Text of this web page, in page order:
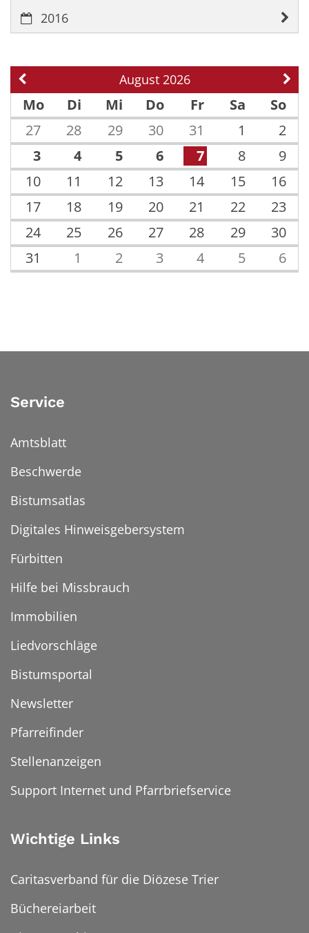
2016
Vorherige Seite August 2026
Mo
Di Mi Do Fr Sa
So
27
28 29 30 31 1
2
3
4 5 6 7 8
9
10
11 12 13 14 15
16
17
18 19 20 21 22
23
24
25 26 27 28 29
30
31
1 2 3 4 5 6
Service
Amtsblatt
Beschwerde
Bistumsatlas
Digitales Hinweisgebersystem
Fürbitten
Hilfe bei Missbrauch
Immobilien
Liedvorschläge
Bistumsportal
Newsletter
Pfarreifinder
Stellenanzeigen
Support Internet und Pfarrbriefservice
Wichtige Links
Caritasverband für die Diözese Trier
Büchereiarbeit